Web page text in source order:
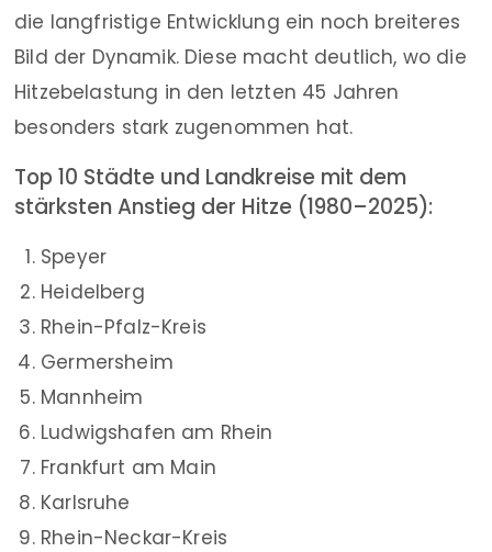
die langfristige Entwicklung ein noch breiteres
Bild der Dynamik. Diese macht deutlich, wo die
Hitzebelastung in den letzten 45 Jahren
besonders stark zugenommen hat.
Top 10 Städte und Landkreise mit dem
stärksten Anstieg der Hitze (1980–2025):
Speyer
Heidelberg
Rhein-Pfalz-Kreis
Germersheim
Mannheim
Ludwigshafen am Rhein
Frankfurt am Main
Karlsruhe
Rhein-Neckar-Kreis